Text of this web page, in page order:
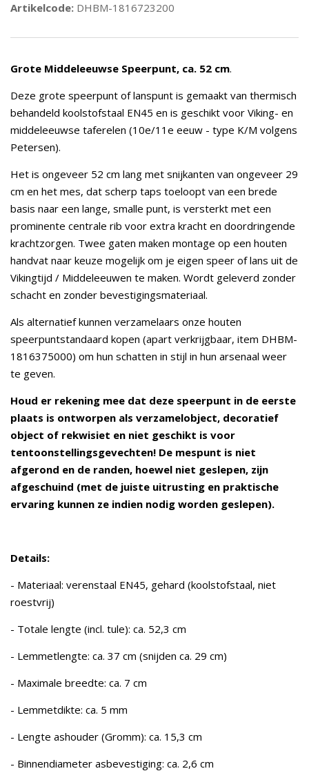
Artikelcode: DHBM-1816723200
Grote Middeleeuwse Speerpunt, ca. 52 cm.
Deze grote speerpunt of lanspunt is gemaakt van thermisch
behandeld koolstofstaal EN45 en is geschikt voor Viking- en
middeleeuwse taferelen (10e/11e eeuw - type K/M volgens
Petersen).
Het is ongeveer 52 cm lang met snijkanten van ongeveer 29
cm en het mes, dat scherp taps toeloopt van een brede
basis naar een lange, smalle punt, is versterkt met een
prominente centrale rib voor extra kracht en doordringende
krachtzorgen. Twee gaten maken montage op een houten
handvat naar keuze mogelijk om je eigen speer of lans uit de
Vikingtijd / Middeleeuwen te maken. Wordt geleverd zonder
schacht en zonder bevestigingsmateriaal.
Als alternatief kunnen verzamelaars onze houten
speerpuntstandaard kopen (apart verkrijgbaar, item DHBM-
1816375000) om hun schatten in stijl in hun arsenaal weer
te geven.
Houd er rekening mee dat deze speerpunt in de eerste
plaats is ontworpen als verzamelobject, decoratief
object of rekwisiet en niet geschikt is voor
tentoonstellingsgevechten! De mespunt is niet
afgerond en de randen, hoewel niet geslepen, zijn
afgeschuind (met de juiste uitrusting en praktische
ervaring kunnen ze indien nodig worden geslepen).
Details:
- Materiaal: verenstaal EN45, gehard (koolstofstaal, niet
roestvrij)
- Totale lengte (incl. tule): ca. 52,3 cm
- Lemmetlengte: ca. 37 cm (snijden ca. 29 cm)
- Maximale breedte: ca. 7 cm
- Lemmetdikte: ca. 5 mm
- Lengte ashouder (Gromm): ca. 15,3 cm
- Binnendiameter asbevestiging: ca. 2,6 cm